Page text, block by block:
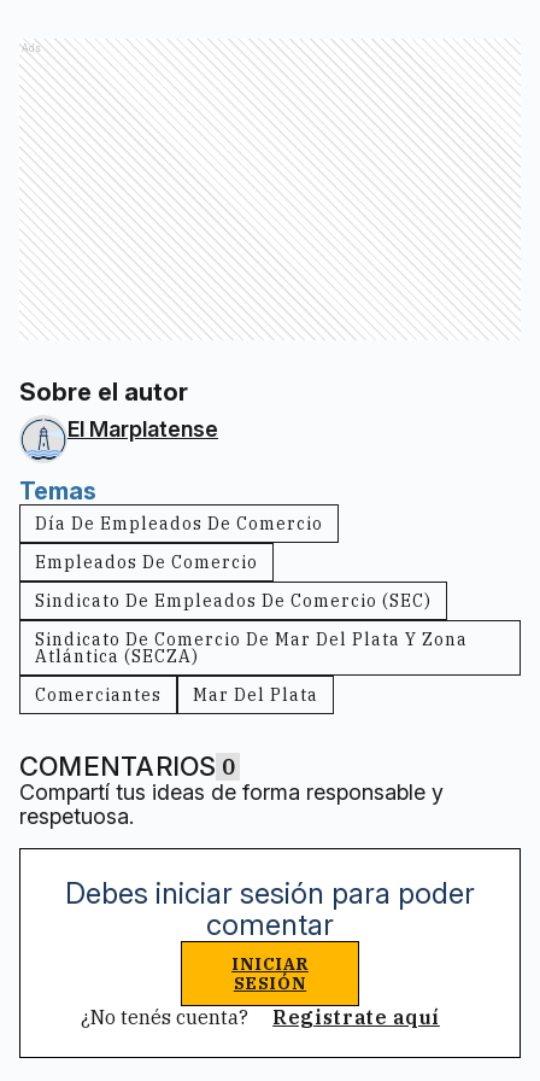
Ads
Sobre el autor
El Marplatense
Temas
Día De Empleados De Comercio
Empleados De Comercio
Sindicato De Empleados De Comercio (SEC)
Sindicato De Comercio De Mar Del Plata Y Zona
Atlántica (SECZA)
Comerciantes
Mar Del Plata
COMENTARIOS 0
Compartí tus ideas de forma responsable y
respetuosa.
Debes iniciar sesión para poder
comentar
INICIAR
SESIÓN
¿No tenés cuenta? Registrate aquí